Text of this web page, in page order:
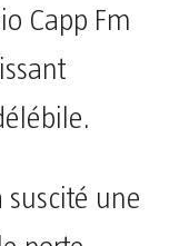
Capp Fm
suscité une